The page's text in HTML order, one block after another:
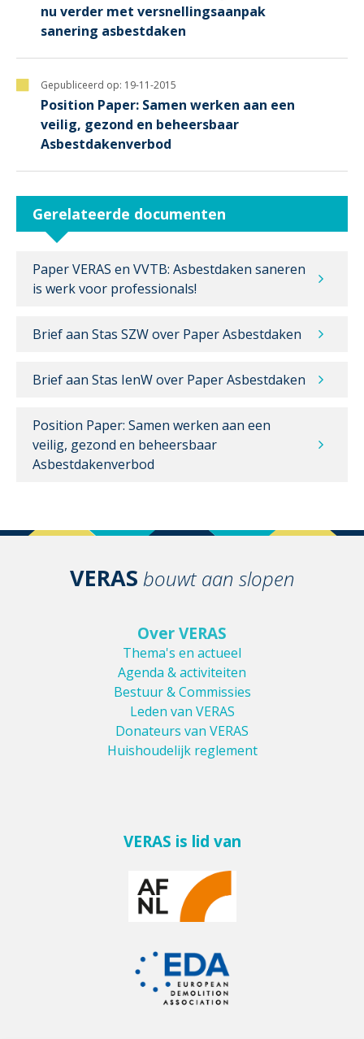
nu verder met versnellingsaanpak
sanering asbestdaken
Gepubliceerd op: 19-11-2015
Position Paper: Samen werken aan een
veilig, gezond en beheersbaar
Asbestdakenverbod
Gerelateerde documenten
Paper VERAS en VVTB: Asbestdaken saneren
is werk voor professionals!
Brief aan Stas SZW over Paper Asbestdaken
Brief aan Stas IenW over Paper Asbestdaken
Position Paper: Samen werken aan een
veilig, gezond en beheersbaar
Asbestdakenverbod
VERAS bouwt aan slopen
Over VERAS
Thema's en actueel
Agenda & activiteiten
Bestuur & Commissies
Leden van VERAS
Donateurs van VERAS
Huishoudelijk reglement
VERAS is lid van